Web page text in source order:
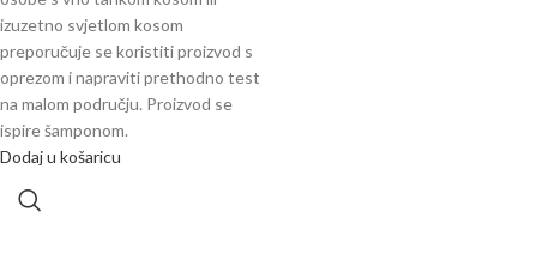
izuzetno svjetlom kosom
preporučuje se koristiti proizvod s
oprezom i napraviti prethodno test
na malom području. Proizvod se
ispire šamponom.
Dodaj u košaricu